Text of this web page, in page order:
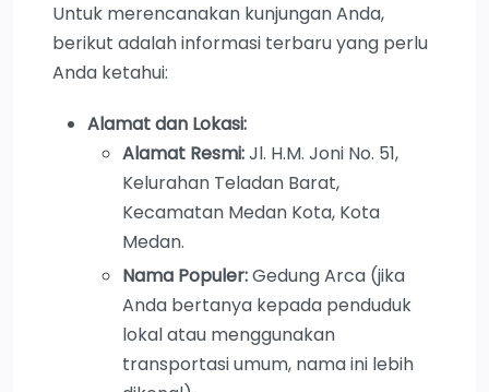
Untuk merencanakan kunjungan Anda,
berikut adalah informasi terbaru yang perlu
Anda ketahui:
Alamat dan Lokasi:
Alamat Resmi:Jl. H.M. Joni No. 51,
Kelurahan Teladan Barat,
Kecamatan Medan Kota, Kota
Medan.
Nama Populer:Gedung Arca (jika
Anda bertanya kepada penduduk
lokal atau menggunakan
transportasi umum, nama ini lebih